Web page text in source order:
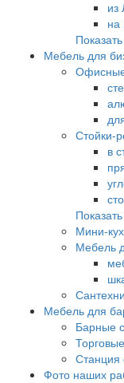
на
Мебель для
Стойки-
в
Мини-
Мебель
Мебель для
Барные
Станция
Фото наших